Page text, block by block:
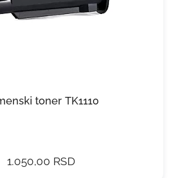
toner TK1110
1.050,00 RSD